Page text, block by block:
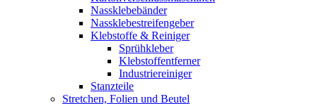
Nassklebebänder
Nassklebestreifengeber
Klebstoffe & Reiniger
Sprühkleber
Klebstoffentferner
Industriereiniger
Stanzteile
Stretchen, Folien und Beutel